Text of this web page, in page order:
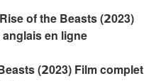
of the Beasts (𝟮023)
en ligne
(𝟮023) Film complet